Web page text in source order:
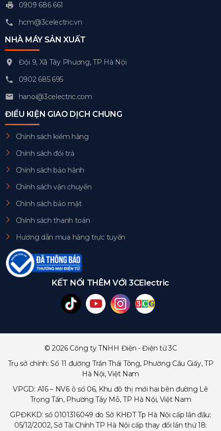
0909 686 661
hcm@3celectric.vn
NHÀ MÁY SẢN XUẤT
Đội 9, Xã Tây Phương, TP Hà Nội
0902 685 695
hanoi@3celectric.com
ĐIỀU KIỆN GIAO DỊCH CHUNG
Chính sách kiểm hàng
Chính sách đổi trả
Chính sách bảo hành
Chính sách vận chuyển
Chính sách bảo mật
Chính sách thanh toán
Hướng dẫn mua hàng trực tuyến
KẾT NỐI THÊM VỚI 3CElectric
© 2026 Công ty TNHH Điện - Điện tử 3C
Trụ sở chính: Số 11 đường Trần Thái Tông, Phường Cầu Giấy, TP
Hà Nội, Việt Nam
VPGD: A16 – NV6 ô số 06, Khu đô thị mới hai bên đường Lê
Trọng Tấn, Phường Tây Mỗ, TP Hà Nội, Việt Nam
GPĐKKD: số 0101316049 do Sở KHĐT Tp Hà Nội cấp lần đầu:
05/12/2002, Sở Tài Chính TP Hà Nội cấp thay đổi lần thứ 18: